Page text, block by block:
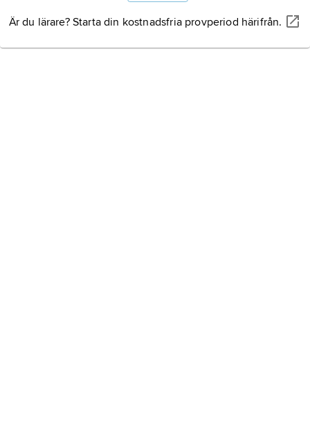
Är du lärare? Starta din kostnadsfria provperiod härifrån.